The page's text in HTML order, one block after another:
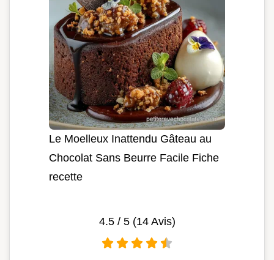
Le Moelleux Inattendu Gâteau au
Chocolat Sans Beurre Facile Fiche
recette
4.5/ 5 (14Avis)